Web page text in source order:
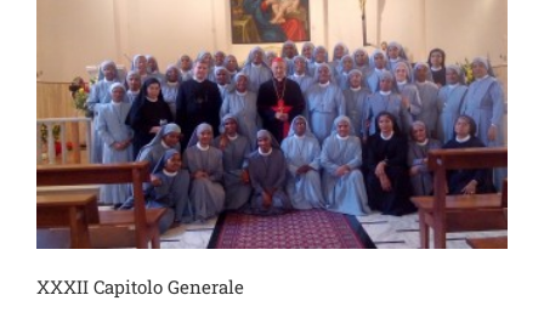
XXXII Capitolo Generale